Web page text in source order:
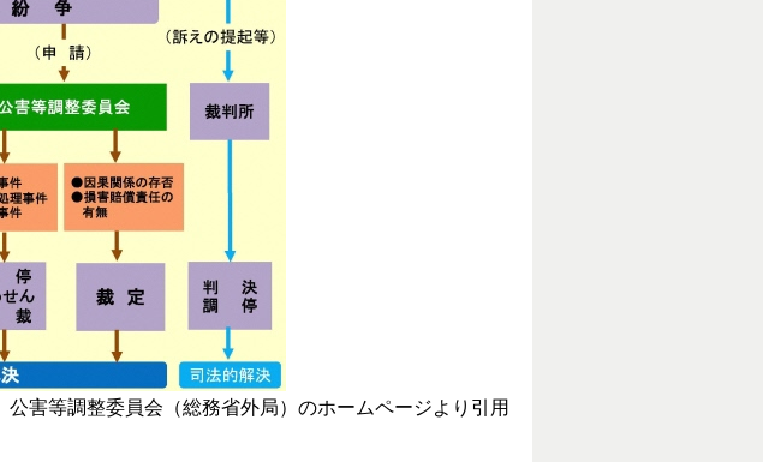
公害等調整委員会（総務省外局）のホームページより引用